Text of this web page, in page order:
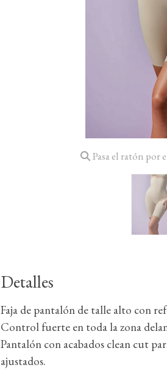
Pasa el ratón por
Detalles
Faja de pantalón de talle alto con
Control fuerte en toda la zona
Pantalón con acabados clean cut
ajustados.